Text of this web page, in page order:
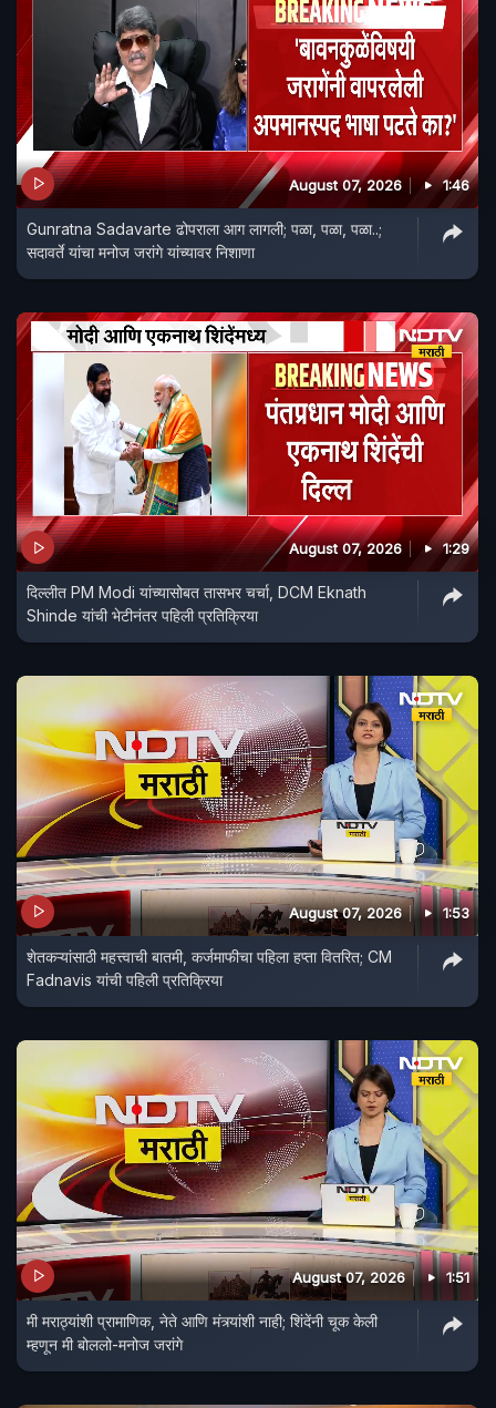
August 07, 2026 1:46
Gunratna Sadavarte ढोपराला आग लागली; पळा, पळा, पळा..;
सदावर्ते यांचा मनोज जरांगे यांच्यावर निशाणा
August 07, 2026 1:29
दिल्लीत PM Modi यांच्यासोबत तासभर चर्चा, DCM Eknath
Shinde यांची भेटीनंतर पहिली प्रतिक्रिया
August 07, 2026 1:53
शेतकऱ्यांसाठी महत्त्वाची बातमी, कर्जमाफीचा पहिला हप्ता वितरित; CM
Fadnavis यांची पहिली प्रतिक्रिया
August 07, 2026 1:51
मी मराठ्यांशी प्रामाणिक, नेते आणि मंत्र्यांशी नाही; शिंदेंनी चूक केली
म्हणून मी बोललो-मनोज जरांगे